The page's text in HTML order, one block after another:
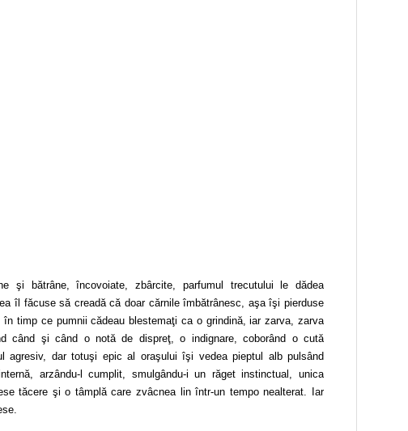
şi bătrâne, încovoiate, zbârcite, parfumul trecutului le dădea
îl făcuse să creadă că doar cărnile îmbătrânesc, aşa îşi pierduse
timp ce pumnii cădeau blestemaţi ca o grindină, iar zarva, zarva
când şi când o notă de dispreţ, o indignare, coborând o cută
agresiv, dar totuşi epic al oraşului îşi vedea pieptul alb pulsând
arzându-l cumplit, smulgându-i un răget instinctual, unica
tăcere şi o tâmplă care zvâcnea lin într-un tempo nealterat. Iar